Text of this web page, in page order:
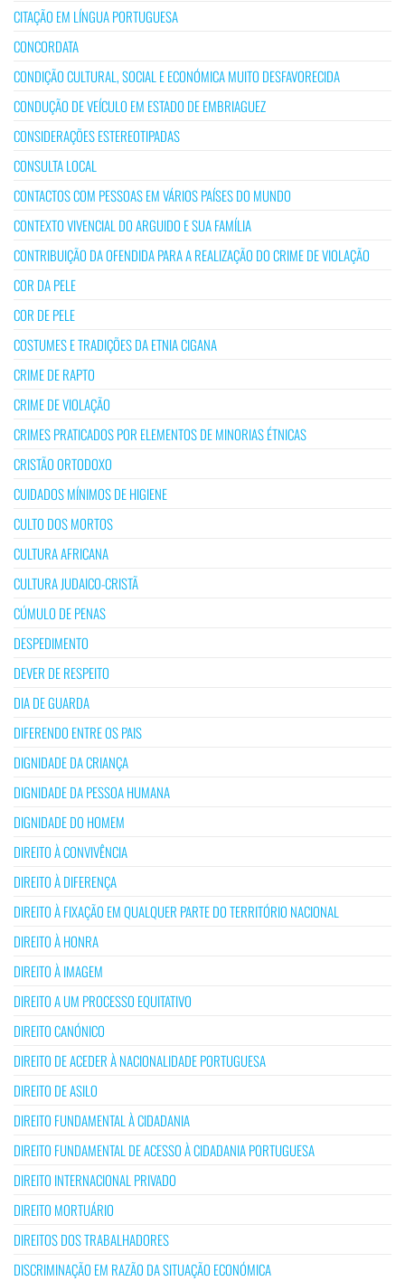
CITAÇÃO EM LÍNGUA PORTUGUESA
CONCORDATA
CONDIÇÃO CULTURAL, SOCIAL E ECONÓMICA MUITO DESFAVORECIDA
CONDUÇÃO DE VEÍCULO EM ESTADO DE EMBRIAGUEZ
CONSIDERAÇÕES ESTEREOTIPADAS
CONSULTA LOCAL
CONTACTOS COM PESSOAS EM VÁRIOS PAÍSES DO MUNDO
CONTEXTO VIVENCIAL DO ARGUIDO E SUA FAMÍLIA
CONTRIBUIÇÃO DA OFENDIDA PARA A REALIZAÇÃO DO CRIME DE VIOLAÇÃO
COR DA PELE
COR DE PELE
COSTUMES E TRADIÇÕES DA ETNIA CIGANA
CRIME DE RAPTO
CRIME DE VIOLAÇÃO
CRIMES PRATICADOS POR ELEMENTOS DE MINORIAS ÉTNICAS
CRISTÃO ORTODOXO
CUIDADOS MÍNIMOS DE HIGIENE
CULTO DOS MORTOS
CULTURA AFRICANA
CULTURA JUDAICO-CRISTÃ
CÚMULO DE PENAS
DESPEDIMENTO
DEVER DE RESPEITO
DIA DE GUARDA
DIFERENDO ENTRE OS PAIS
DIGNIDADE DA CRIANÇA
DIGNIDADE DA PESSOA HUMANA
DIGNIDADE DO HOMEM
DIREITO À CONVIVÊNCIA
DIREITO À DIFERENÇA
DIREITO À FIXAÇÃO EM QUALQUER PARTE DO TERRITÓRIO NACIONAL
DIREITO À HONRA
DIREITO À IMAGEM
DIREITO A UM PROCESSO EQUITATIVO
DIREITO CANÓNICO
DIREITO DE ACEDER À NACIONALIDADE PORTUGUESA
DIREITO DE ASILO
DIREITO FUNDAMENTAL À CIDADANIA
DIREITO FUNDAMENTAL DE ACESSO À CIDADANIA PORTUGUESA
DIREITO INTERNACIONAL PRIVADO
DIREITO MORTUÁRIO
DIREITOS DOS TRABALHADORES
DISCRIMINAÇÃO EM RAZÃO DA SITUAÇÃO ECONÓMICA